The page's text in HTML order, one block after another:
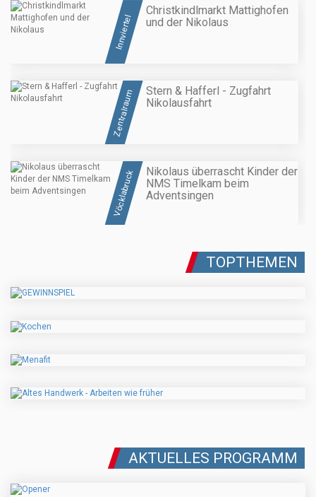
Innviertel
Christkindlmarkt Mattighofen
und der Nikolaus
Zentralraum
Stern & Hafferl - Zugfahrt
Nikolausfahrt
Vöcklabruck
Nikolaus überrascht Kinder der
NMS Timelkam beim
Adventsingen
TOPTHEMEN
AKTUELLES PROGRAMM